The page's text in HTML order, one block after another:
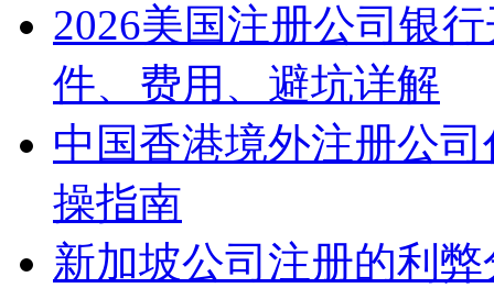
2026美国注册公司银
件、费用、避坑详解
中国香港境外注册公
操指南
新加坡公司注册的利